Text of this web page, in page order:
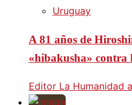
Uruguay
A 81 años de
«hibakusha» contra
Editor La Humanidad